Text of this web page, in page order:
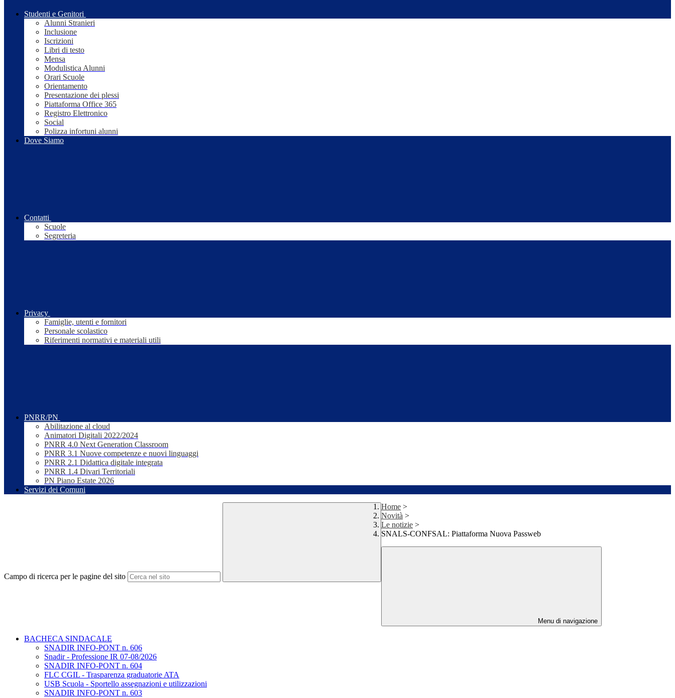
Studenti e Genitori
Alunni Stranieri
Inclusione
Iscrizioni
Libri di testo
Mensa
Modulistica Alunni
Orari Scuole
Orientamento
Presentazione dei plessi
Piattaforma Office 365
Registro Elettronico
Social
Polizza infortuni alunni
Dove Siamo
Contatti
Scuole
Segreteria
Privacy
Famiglie, utenti e fornitori
Personale scolastico
Riferimenti normativi e materiali utili
PNRR/PN
Abilitazione al cloud
Animatori Digitali 2022/2024
PNRR 4.0 Next Generation Classroom
PNRR 3.1 Nuove competenze e nuovi linguaggi
PNRR 2.1 Didattica digitale integrata
PNRR 1.4 Divari Territoriali
PN Piano Estate 2026
Servizi dei Comuni
Campo di ricerca per le pagine del sito
Home >
Novità >
Le notizie >
SNALS-CONFSAL: Piattaforma Nuova Passweb
Menu di navigazione
BACHECA SINDACALE
SNADIR INFO-PONT n. 606
Snadir - Professione IR 07-08/2026
SNADIR INFO-PONT n. 604
FLC CGIL - Trasparenza graduatorie ATA
USB Scuola - Sportello assegnazioni e utilizzazioni
SNADIR INFO-PONT n. 603